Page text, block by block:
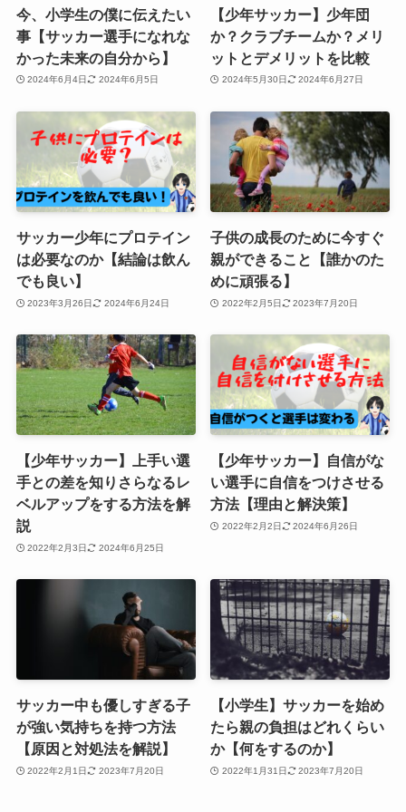
今、小学生の僕に伝えたい
事【サッカー選手になれな
かった未来の自分から】
2024年6月4日 2024年6月5日
【少年サッカー】少年団
か？クラブチームか？メリ
ットとデメリットを比較
2024年5月30日 2024年6月27日
サッカー少年にプロテイン
は必要なのか【結論は飲ん
でも良い】
2023年3月26日 2024年6月24日
子供の成長のために今すぐ
親ができること【誰かのた
めに頑張る】
2022年2月5日 2023年7月20日
【少年サッカー】上手い選
手との差を知りさらなるレ
ベルアップをする方法を解
説
2022年2月3日 2024年6月25日
【少年サッカー】自信がな
い選手に自信をつけさせる
方法【理由と解決策】
2022年2月2日 2024年6月26日
サッカー中も優しすぎる子
が強い気持ちを持つ方法
【原因と対処法を解説】
2022年2月1日 2023年7月20日
【小学生】サッカーを始め
たら親の負担はどれくらい
か【何をするのか】
2022年1月31日 2023年7月20日